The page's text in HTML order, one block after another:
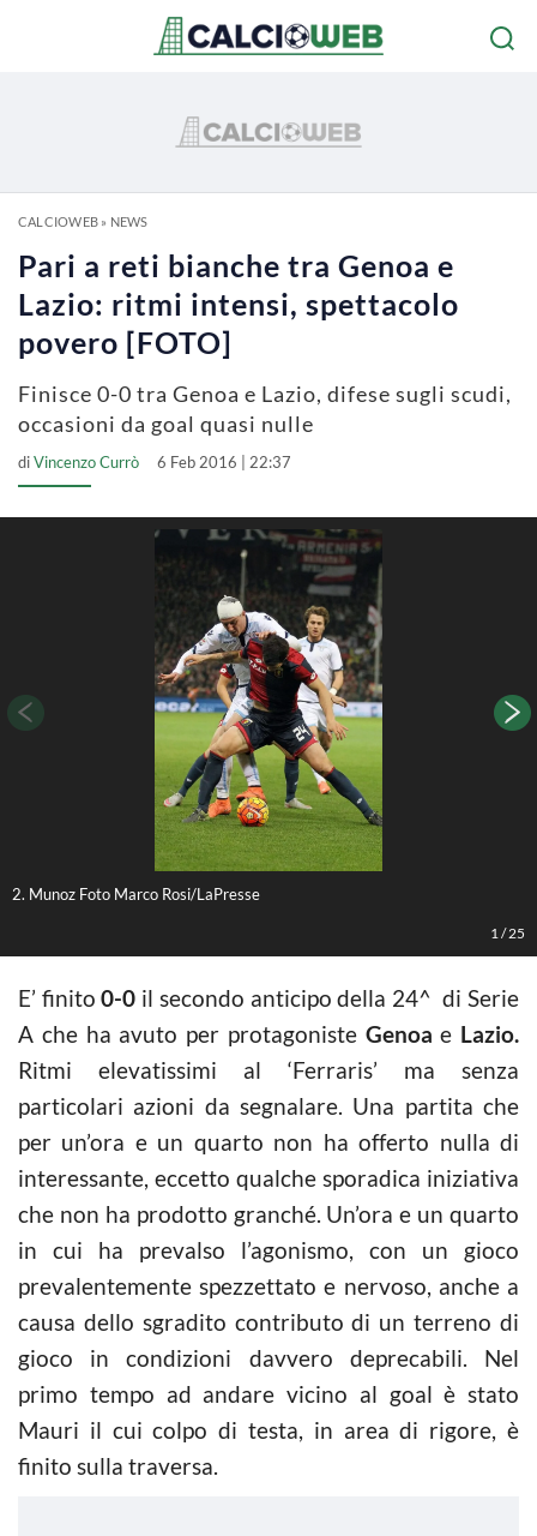
CALCIOWEB» NEWS
Pari a reti bianche tra Genoa e
Lazio: ritmi intensi, spettacolo
povero [FOTO]
Finisce 0-0 tra Genoa e Lazio, difese sugli scudi,
occasioni da goal quasi nulle
diVincenzo Currò 6 Feb 2016 | 22:37
2. Munoz Foto Marco Rosi/LaPresse
1 /25
E’ finito0-0 il secondo anticipo della 24^ di Serie
A che ha avuto per protagoniste Genoa e Lazio.
Ritmi elevatissimi al ‘Ferraris’ ma senza
particolari azioni da segnalare. Una partita che
per un’ora e un quarto non ha offerto nulla di
interessante, eccetto qualche sporadica iniziativa
che non ha prodotto granché. Un’ora e un quarto
in cui ha prevalso l’agonismo, con un gioco
prevalentemente spezzettato e nervoso, anche a
causa dello sgradito contributo di un terreno di
gioco in condizioni davvero deprecabili. Nel
primo tempo ad andare vicino al goal è stato
Mauri il cui colpo di testa, in area di rigore, è
finito sulla traversa.